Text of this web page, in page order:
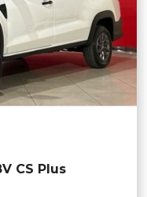
CS Plus